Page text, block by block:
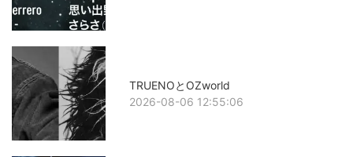
TRUENOとOZworld
2026-08-06 12:55:06